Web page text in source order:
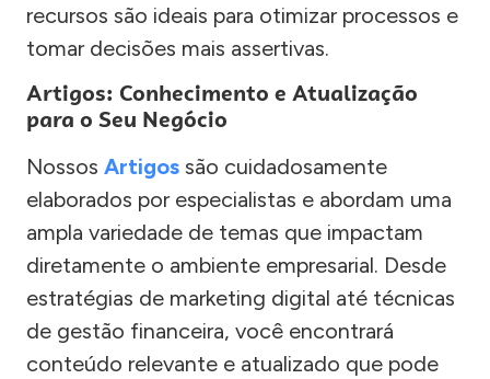
recursos são ideais para otimizar processos e
tomar decisões mais assertivas.
Artigos: Conhecimento e Atualização
para o Seu Negócio
Nossos Artigos são cuidadosamente
elaborados por especialistas e abordam uma
ampla variedade de temas que impactam
diretamente o ambiente empresarial. Desde
estratégias de marketing digital até técnicas
de gestão financeira, você encontrará
conteúdo relevante e atualizado que pode